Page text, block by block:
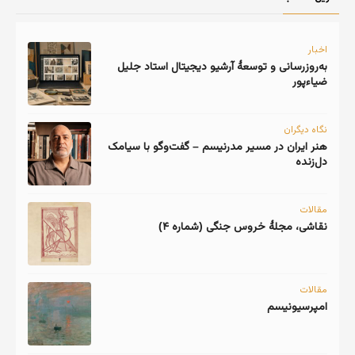
اخبار
به‌روزرسانی و توسعهٔ آرشیو دیجیتال استاد جلیل
ضیاءپور
نگاه دیگران
هنر ایران در مسیر مدرنیسم – گفت‌وگو با سیامک
دل‌زنده
مقالات
نقاشی، مجلهٔ خروس جنگی (شماره ۴)
مقالات
امپرسیونیسم